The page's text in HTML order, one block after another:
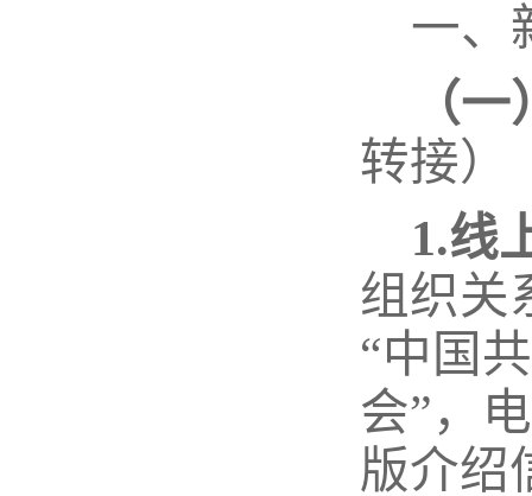
一、
（
转接）
1.线
组织关
“中国
会”，
版介绍